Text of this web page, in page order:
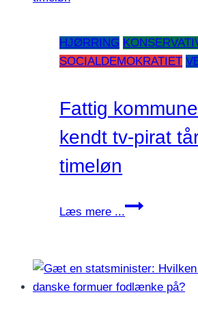
hen?
HJØRRING
SOCIALDEMOKRATIET
Fattig
kendt tv-pirat
timeløn
Læs mere ...
Fattig